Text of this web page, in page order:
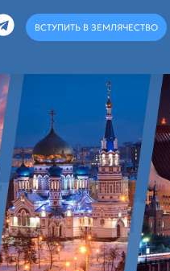
ВСТУПИТЬ В ЗЕМЛЯЧЕСТВО